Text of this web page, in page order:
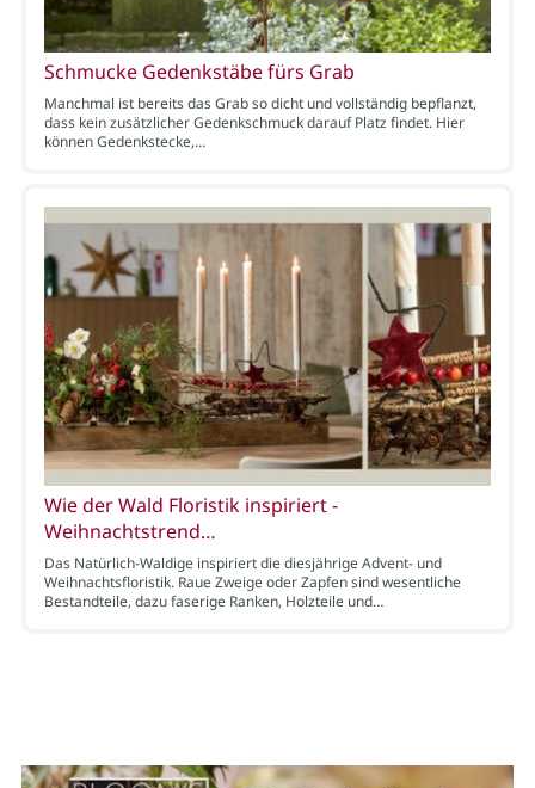
Schmucke Gedenkstäbe fürs Grab
Manchmal ist bereits das Grab so dicht und vollständig bepflanzt,
dass kein zusätzlicher Gedenkschmuck darauf Platz findet. Hier
können Gedenkstecke,…
Wie der Wald Floristik inspiriert -
Weihnachtstrend…
Das Natürlich-Waldige inspiriert die diesjährige Advent- und
Weihnachtsfloristik. Raue Zweige oder Zapfen sind wesentliche
Bestandteile, dazu faserige Ranken, Holzteile und…